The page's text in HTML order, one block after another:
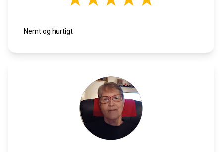
Nemt og hurtigt